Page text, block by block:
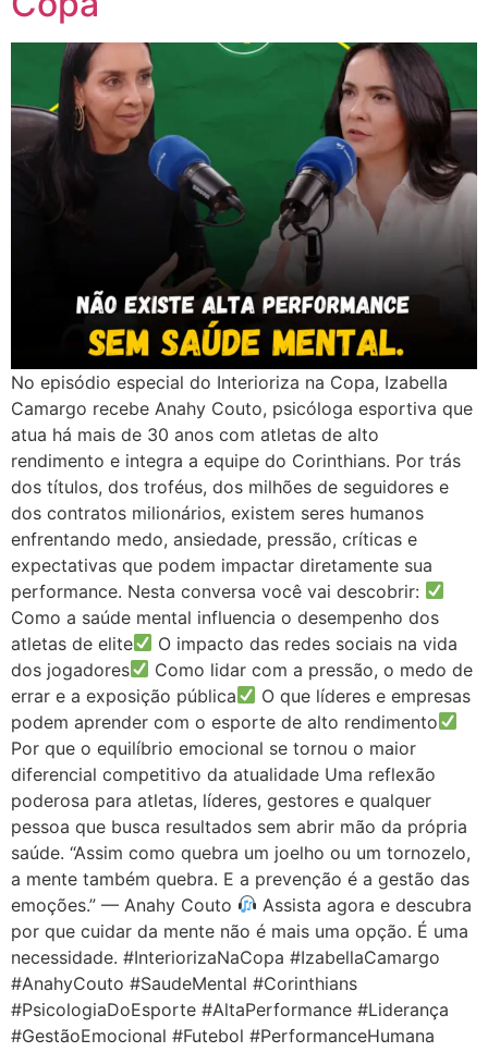
No episódio especial do Interioriza na Copa, Izabella
Camargo recebe Anahy Couto, psicóloga esportiva que
atua há mais de 30 anos com atletas de alto
rendimento e integra a equipe do Corinthians. Por trás
dos títulos, dos troféus, dos milhões de seguidores e
dos contratos milionários, existem seres humanos
enfrentando medo, ansiedade, pressão, críticas e
expectativas que podem impactar diretamente sua
performance. Nesta conversa você vai descobrir:
Como a saúde mental influencia o desempenho dos
atletas de elite
O impacto das redes sociais na vida
dos jogadores
Como lidar com a pressão, o medo de
errar e a exposição pública
O que líderes e empresas
podem aprender com o esporte de alto rendimento
Por que o equilíbrio emocional se tornou o maior
diferencial competitivo da atualidade Uma reflexão
poderosa para atletas, líderes, gestores e qualquer
pessoa que busca resultados sem abrir mão da própria
saúde. “Assim como quebra um joelho ou um tornozelo,
a mente também quebra. E a prevenção é a gestão das
emoções.” — Anahy Couto
Assista agora e descubra
por que cuidar da mente não é mais uma opção. É uma
necessidade. #InteriorizaNaCopa #IzabellaCamargo
#AnahyCouto #SaudeMental #Corinthians
#PsicologiaDoEsporte #AltaPerformance #Liderança
#GestãoEmocional #Futebol #PerformanceHumana